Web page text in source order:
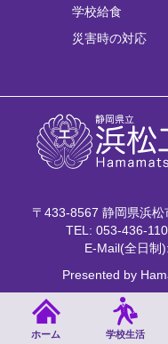
ホーム 学校生活
学校給食
災害時の対応
〒433-8567 静岡県浜
TEL: 053-436-
E-Mail(全日制
Presented by